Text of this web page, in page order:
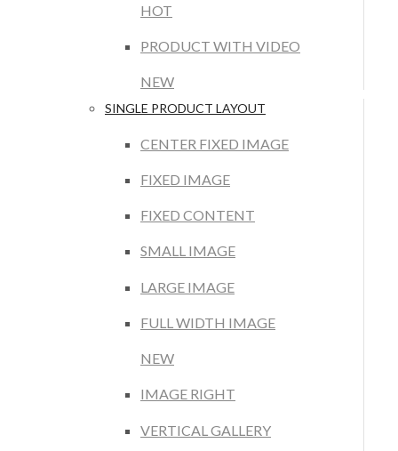
HOT
PRODUCT WITH VIDEO
NEW
SINGLE PRODUCT LAYOUT
CENTER FIXED IMAGE
FIXED IMAGE
FIXED CONTENT
SMALL IMAGE
LARGE IMAGE
FULL WIDTH IMAGE
NEW
IMAGE RIGHT
VERTICAL GALLERY